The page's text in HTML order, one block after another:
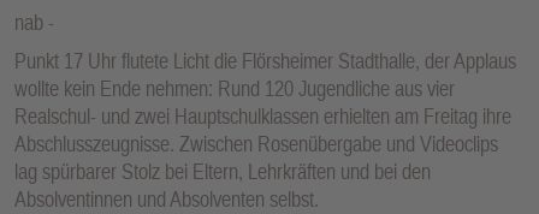
nab
Punkt 17 Uhr flutete Licht die Flörsheimer Stadthalle, der Applaus
wollte kein Ende nehmen: Rund 120 Jugendliche aus vier
Realschul- und zwei Hauptschulklassen erhielten am Freitag ihre
Abschlusszeugnisse. Zwischen Rosenübergabe und Videoclips
lag spürbarer Stolz bei Eltern, Lehrkräften und bei den
Absolventinnen und Absolventen selbst.